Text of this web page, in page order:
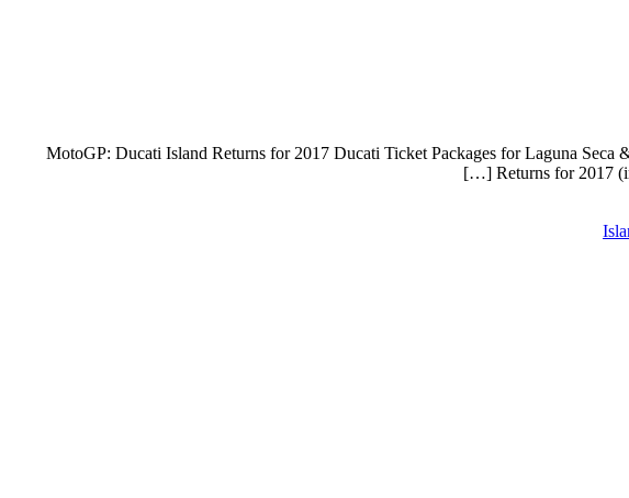
MotoGP: Ducati Island Returns for 2017 Ducati Ticket Packages for Laguna
Returns for 2017